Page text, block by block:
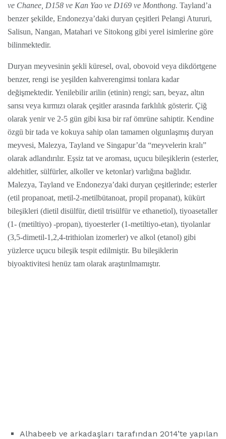
ve Chanee, D158 ve Kan Yao ve D169 ve Monthong. Tayland’a
benzer şekilde, Endonezya’daki duryan çeşitleri Pelangi Atururi,
Salisun, Nangan, Matahari ve Sitokong gibi yerel isimlerine göre
bilinmektedir.
Duryan meyvesinin şekli küresel, oval, obovoid veya dikdörtgene
benzer, rengi ise yeşilden kahverengimsi tonlara kadar
değişmektedir. Yenilebilir arilin (etinin) rengi; sarı, beyaz, altın
sarısı veya kırmızı olarak çeşitler arasında farklılık gösterir. Çiğ
olarak yenir ve 2-5 gün gibi kısa bir raf ömrüne sahiptir. Kendine
özgü bir tada ve kokuya sahip olan tamamen olgunlaşmış duryan
meyvesi, Malezya, Tayland ve Singapur’da “meyvelerin kralı”
olarak adlandırılır. Eşsiz tat ve aroması, uçucu bileşiklerin (esterler,
aldehitler, sülfürler, alkoller ve ketonlar) varlığına bağlıdır.
Malezya, Tayland ve Endonezya’daki duryan çeşitlerinde; esterler
(etil propanoat, metil-2-metilbütanoat, propil propanat), kükürt
bileşikleri (dietil disülfür, dietil trisülfür ve ethanetiol), tiyoasetaller
(1- (metiltiyo) -propan), tiyoesterler (1-metiltiyo-etan), tiyolanlar
(3,5-dimetil-1,2,4-trithiolan izomerler) ve alkol (etanol) gibi
yüzlerce uçucu bileşik tespit edilmiştir. Bu bileşiklerin
biyoaktivitesi henüz tam olarak araştırılmamıştır.
Alhabeeb ve arkadaşları tarafından 2014’te yapılan